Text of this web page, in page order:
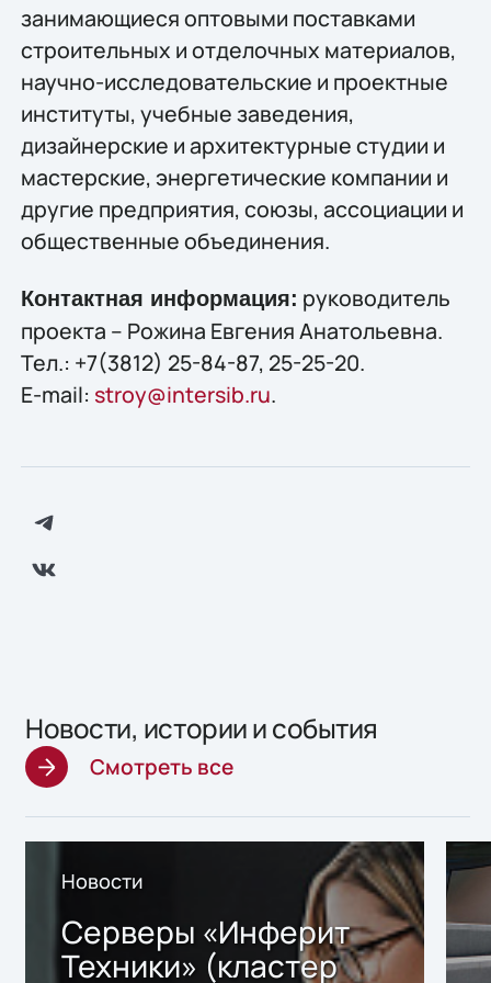
занимающиеся оптовыми поставками
строительных и отделочных материалов,
научно-исследовательские и проектные
институты, учебные заведения,
дизайнерские и архитектурные студии и
мастерские, энергетические компании и
другие предприятия, союзы, ассоциации и
общественные объединения.
Контактная информация: руководитель
проекта – Рожина Евгения Анатольевна.
Тел.: +7(3812) 25-84-87, 25-25-20.
E-mail: stroy@intersib.ru.
Новости, истории и события
Смотреть все
Новости
Серверы «Инферит
Техники» (кластер